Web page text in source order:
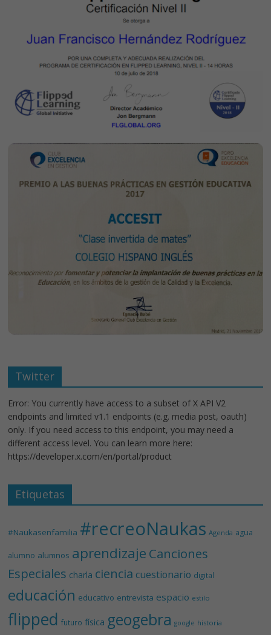
Twitter
Error: You currently have access to a subset of X API V2
endpoints and limited v1.1 endpoints (e.g. media post, oauth)
only. If you need access to this endpoint, you may need a
different access level. You can learn more here:
https://developer.x.com/en/portal/product
Etiquetas
#Naukasenfamilia #recreoNaukas Agenda agua
alumno alumnos aprendizaje Canciones
Especiales charla ciencia cuestionario digital
educación educativo entrevista espacio estilo
flipped futuro física geogebra google historia